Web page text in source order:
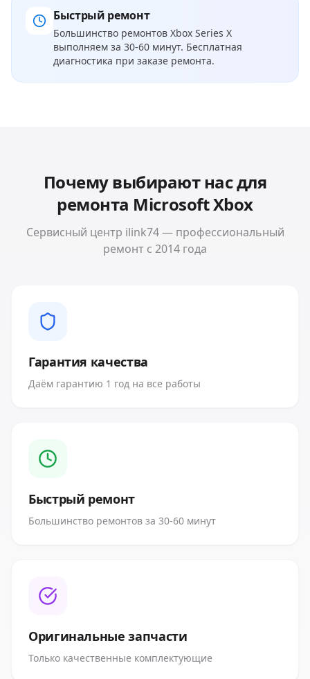
Быстрый ремонт
Большинство ремонтов Xbox Series X
выполняем за 30-60 минут. Бесплатная
диагностика при заказе ремонта.
Почему выбирают нас для
ремонта Microsoft Xbox
Сервисный центр ilink74 — профессиональный
ремонт с 2014 года
Гарантия качества
Даём гарантию 1 год на все работы
Быстрый ремонт
Большинство ремонтов за 30-60 минут
Оригинальные запчасти
Только качественные комплектующие